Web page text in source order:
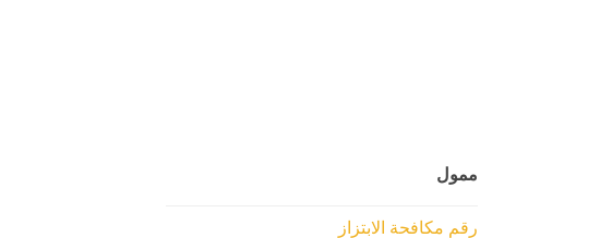
ممول
رقم مكافحة الابتزاز